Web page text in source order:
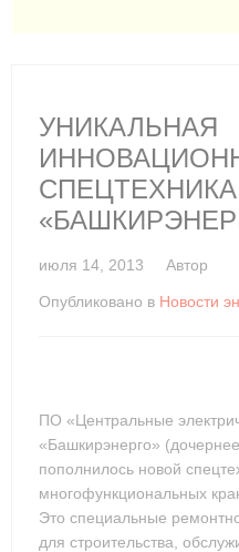
УНИКАЛЬНАЯ
июля 14, 2013 Автор
Опубликовано в Новости
ПО «Центральные
«Башкирэнерго»
пополнилось новой
многофункциональных
Это специальные
для строительства,